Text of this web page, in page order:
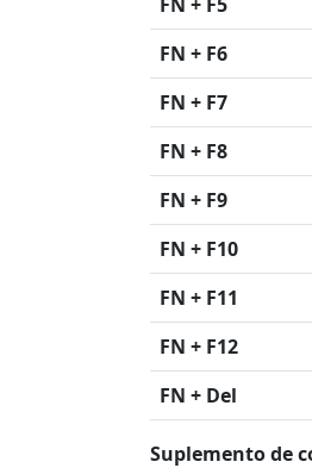
FN + F6
FN + F7
FN + F8
FN + F9
FN + F10
FN + F11
FN + F12
FN + Del
Suplemento de